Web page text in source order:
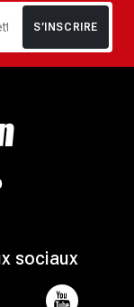
S’INSCRIRE
sociaux